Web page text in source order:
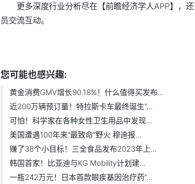
更多深度行业分析尽在【前瞻经济学人APP】，
员交流互动。
您可能也感兴趣:
黄金消费GMV增长90.18%！什么值得买发布...
近200万辆预订量！特拉斯卡车最终诞生“...
可怕！科学家在各种女性卫生用品中发现...
美国遭遇100年来“最致命”野火 穆迪报...
赚了38个小目标！三全食品发布2023年上...
韩国首家！比亚迪与KG Mobility计划建...
一瓶242万元！日本首款眼疾基因治疗药“...